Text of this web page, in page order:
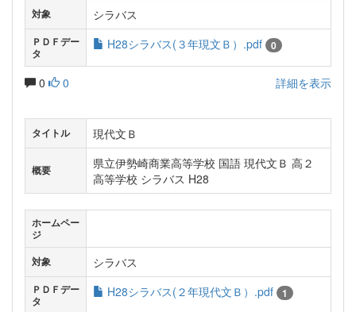
対象
シラバス
ＰＤＦデー
タ
H28シラバス(３年現文Ｂ）.pdf 0
0 0 詳細を表示
タイトル 現代文Ｂ
概要
県立伊勢崎商業高等学校 国語 現代文Ｂ 高２
高等学校 シラバス H28
ホームペー
ジ
対象
シラバス
ＰＤＦデー
タ
H28シラバス(２年現代文Ｂ）.pdf 1